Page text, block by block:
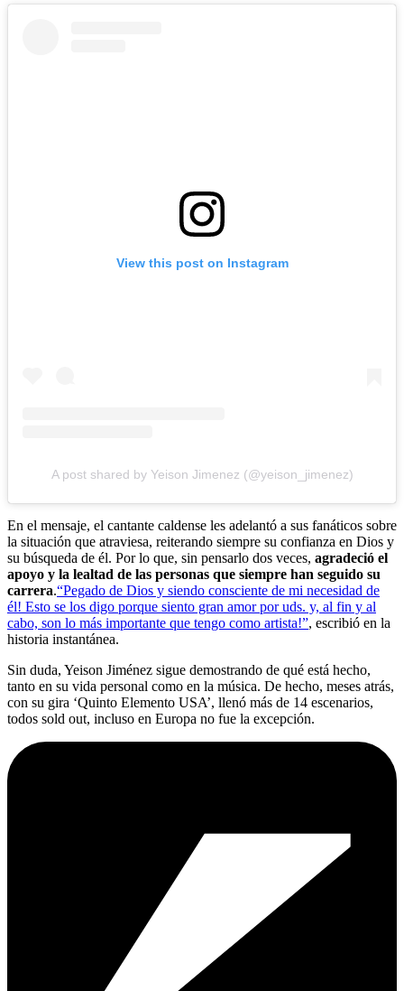
View this post on Instagram
A post shared by Yeison Jimenez (@yeison_jimenez)
En el mensaje, el cantante caldense les adelantó a sus fanáticos sobre
la situación que atraviesa, reiterando siempre su confianza en Dios y
su búsqueda de él. Por lo que, sin pensarlo dos veces, agradeció el
apoyo y la lealtad de las personas que siempre han seguido su
carrera.“Pegado de Dios y siendo consciente de mi necesidad de
él! Esto se los digo porque siento gran amor por uds. y, al fin y al
cabo, son lo más importante que tengo como artista!”, escribió en la
historia instantánea.
Sin duda, Yeison Jiménez sigue demostrando de qué está hecho,
tanto en su vida personal como en la música. De hecho, meses atrás,
con su gira ‘Quinto Elemento USA’, llenó más de 14 escenarios,
todos sold out, incluso en Europa no fue la excepción.